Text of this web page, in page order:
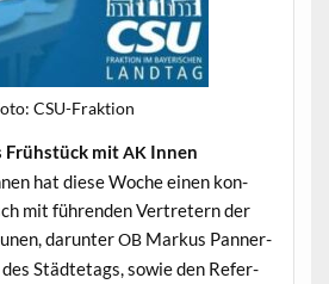
CSU-Frak­tion
Früh­stück mitAKInnen
hat diese Woche einen kon­
mit führen­den Vertretern der
darunterOBMarkus Pan­ner­
Städte­tags, sowie den Ref­er­